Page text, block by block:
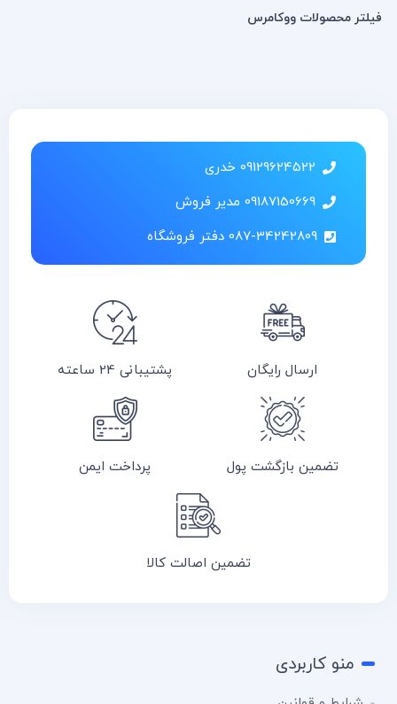
فیلتر محصولات ووکامرس
09129624522 خدری
09187150669 مدیر فروش
087-34242809 دفتر فروشگاه
ارسال رایگان پشتیبانی 24 ساعته
تضمین بازگشت پول پرداخت ایمن
تضمین اصالت کالا
منو کاربردی